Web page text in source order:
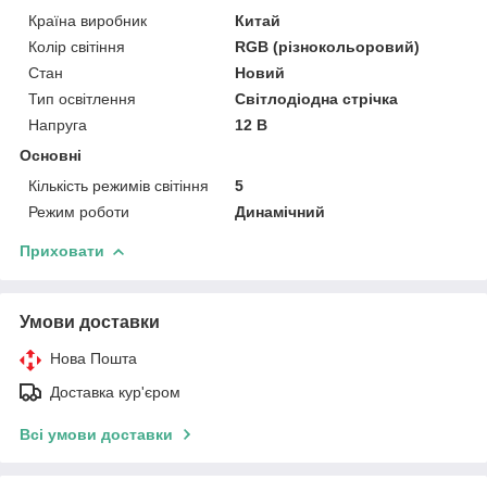
Країна виробник
Китай
Колір світіння
RGB (різнокольоровий)
Стан
Новий
Тип освітлення
Світлодіодна стрічка
Напруга
12 В
Основні
Кількість режимів світіння
5
Режим роботи
Динамічний
Приховати
Умови доставки
Нова Пошта
Доставка кур'єром
Всі умови доставки